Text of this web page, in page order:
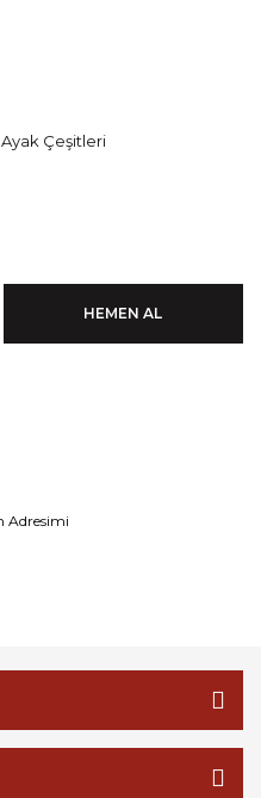
Çeşitleri
HEMEN AL
Adresimi